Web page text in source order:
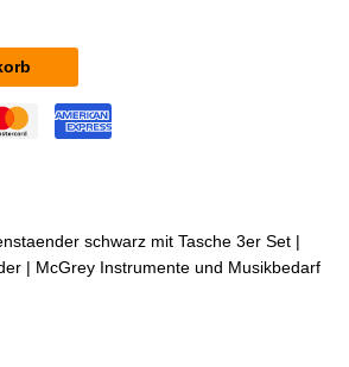
schwarz mit Tasche 3er Set |
| McGrey Instrumente und Musikbedarf